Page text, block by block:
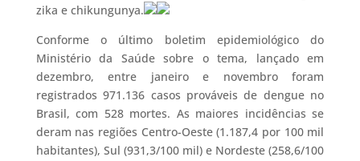
zika e chikungunya.
Conforme o último boletim epidemiológico do
Ministério da Saúde sobre o tema, lançado em
dezembro, entre janeiro e novembro foram
registrados 971.136 casos prováveis de dengue no
Brasil, com 528 mortes. As maiores incidências se
deram nas regiões Centro-Oeste (1.187,4 por 100 mil
habitantes), Sul (931,3/100 mil) e Nordeste (258,6/100